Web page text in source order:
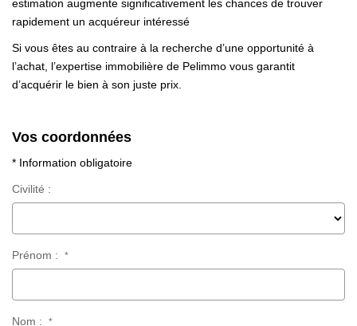
estimation augmente significativement les chances de trouver
rapidement un acquéreur intéressé
Si vous êtes au contraire à la recherche d’une opportunité à
l’achat, l’expertise immobilière de Pelimmo vous garantit
d’acquérir le bien à son juste prix.
Vos coordonnées
* Information obligatoire
Civilité :
Prénom : *
Nom : *